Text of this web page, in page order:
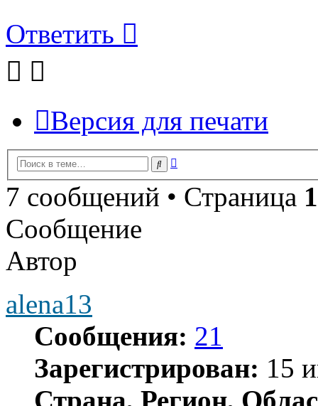
Ответить
Версия для печати
Поиск
7 сообщений • Страница 1
Сообщение
Автор
alena13
Сообщения: 21
Зарегистрирован: 15
Страна, Регион,